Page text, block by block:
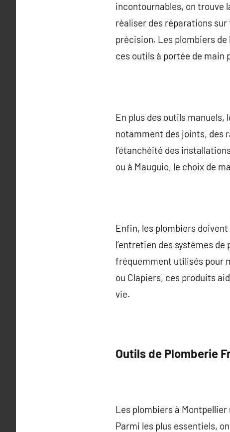
incontournables, on trouve
réaliser des réparations
précision. Les plombiers de
ces outils à portée de main
En plus des outils
notamment des joints, des
l’étanchéité des
ou à Mauguio, le choix de
Enfin, les plombiers
l’entretien des systèmes
fréquemment utilisés pour
ou Clapiers, ces produits
vie.
Outils de Plomberie
Les plombiers à
Parmi les plus essentiels,